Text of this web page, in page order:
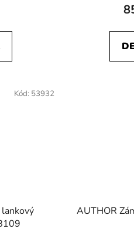
lankový
Kód: 53932
AUTHOR